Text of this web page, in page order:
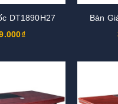
DT1890H27
Bàn